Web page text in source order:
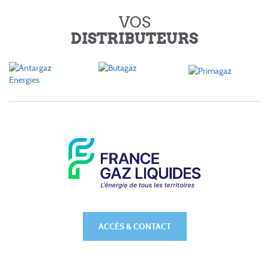
VOS
DISTRIBUTEURS
ACCÈS & CONTACT